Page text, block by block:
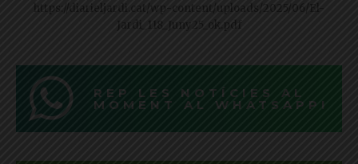
https://diarieljardi.cat/wp-content/uploads/2025/06/El-
Jardi_118_Juny25_ok.pdf
REP LES NOTÍCIES AL
MOMENT AL WHATSAPP!